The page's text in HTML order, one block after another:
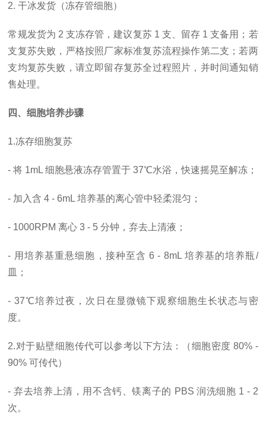
2. 干冰发货（冻存管细胞）
常规发货为 2 支冻存管，建议复苏 1 支、留存 1 支备用；若
支复苏失败，严格按照厂家标准复苏流程操作第二支；若两
支均复苏失败，请立即留存复苏全过程照片，并时间通知销
售处理。
四、细胞培养步骤
1.冻存细胞复苏
- 将 1mL 细胞悬液冻存管置于 37℃水浴，快速摇晃至解冻；
- 加入含 4 - 6mL 培养基的离心管中轻柔混匀；
- 1000RPM 离心 3 - 5 分钟，弃去上清液；
- 用培养基重悬细胞，接种至含 6 - 8mL 培养基的培养瓶/
皿；
- 37℃培养过夜，次日在显微镜下观察细胞生长状态与密
度。
2.对于贴壁细胞传代可以参考以下方法：（细胞密度 80% -
90% 可传代）
- 弃去培养上清，用不含钙、镁离子的 PBS 润洗细胞 1 - 2
次。